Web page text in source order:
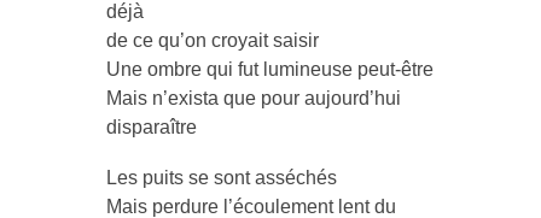
déjà
de ce qu’on croyait saisir
Une ombre qui fut lumineuse peut-être
Mais n’exista que pour aujourd’hui
disparaître
Les puits se sont asséchés
Mais perdure l’écoulement lent du